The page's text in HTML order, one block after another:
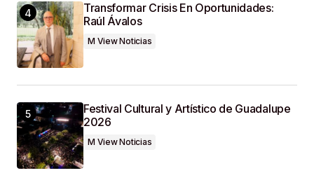
Transformar Crisis En Oportunidades:
Raúl Ávalos
M View Noticias
Festival Cultural y Artístico de Guadalupe
2026
M View Noticias